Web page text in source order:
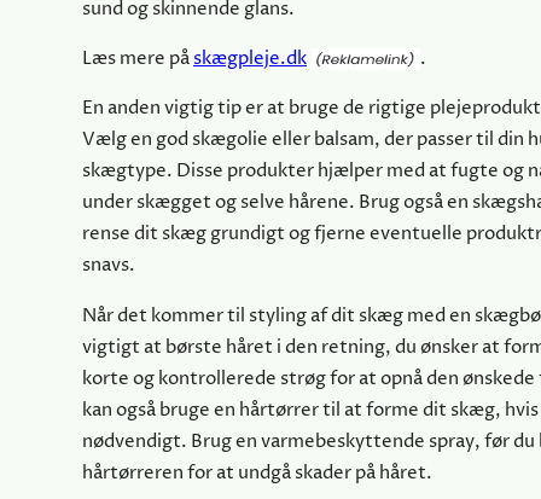
sund og skinnende glans.
Læs mere påskægpleje.dk
.
En anden vigtig tip er at bruge de rigtige
Vælg en god skægolie eller balsam, der passer til din
skægtype. Disse produkter hjælper med at fugte og
under skægget og selve hårene. Brug også en
rense dit skæg grundigt og fjerne eventuelle
snavs.
Når det kommer til styling af dit skæg med en
vigtigt at børste håret i den retning, du ønsker at
korte og kontrollerede strøg for at opnå den
kan også bruge en hårtørrer til at forme dit skæg,
nødvendigt. Brug en varmebeskyttende spray, før du
hårtørreren for at undgå skader på håret.